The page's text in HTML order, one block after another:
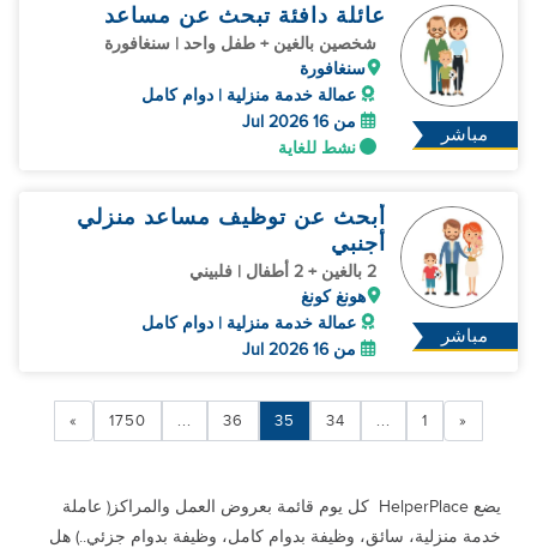
مباشر
عائلة دافئة تبحث عن مساعد
شخصين بالغين + طفل واحد | سنغافورة
سنغافورة
عمالة خدمة منزلية | دوام كامل
من 16 Jul 2026
نشط للغاية
مباشر
أبحث عن توظيف مساعد منزلي
أجنبي
2 بالغين + 2 أطفال | فلبيني
هونغ كونغ
عمالة خدمة منزلية | دوام كامل
من 16 Jul 2026
«
1
...
34
35
36
...
1750
»
يضع HelperPlace كل يوم قائمة بعروض العمل والمراكز( عاملة
خدمة منزلية، سائق، وظيفة بدوام كامل، وظيفة بدوام جزئي..) هل